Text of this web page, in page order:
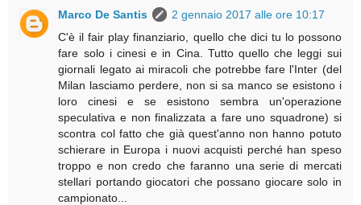
Marco De Santis
2 gennaio 2017 alle ore 10:17
C'è il fair play finanziario, quello che dici tu lo possono
fare solo i cinesi e in Cina. Tutto quello che leggi sui
giornali legato ai miracoli che potrebbe fare l'Inter (del
Milan lasciamo perdere, non si sa manco se esistono i
loro cinesi e se esistono sembra un'operazione
speculativa e non finalizzata a fare uno squadrone) si
scontra col fatto che già quest'anno non hanno potuto
schierare in Europa i nuovi acquisti perché han speso
troppo e non credo che faranno una serie di mercati
stellari portando giocatori che possano giocare solo in
campionato...